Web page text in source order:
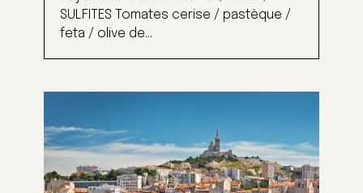
SULFITES Tomates cerise / pastèque /
feta / olive de...